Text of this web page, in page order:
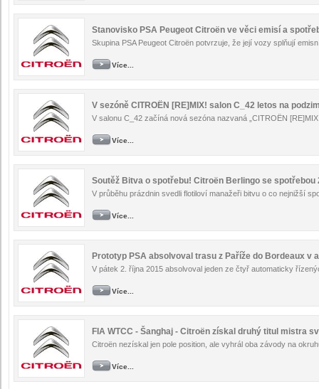
Stanovisko PSA Peugeot Citroën ve věci emisí a
Skupina PSA Peugeot Citroën potvrzuje, že její vozy splňují
Více...
V sezóně CITROËN [RE]MIX! salon C_42 letos na
V salonu C_42 začíná nová sezóna nazvaná „CITROËN
Více...
Soutěž Bitva o spotřebu! Citroën Berlingo se spotřebou
V průběhu prázdnin svedli flotiloví manažeři bitvu o co nejnižší
Více...
Prototyp PSA absolvoval trasu z Paříže do Bordeaux v
V pátek 2. října 2015 absolvoval jeden ze čtyř automaticky
Více...
FIA WTCC - Šanghaj - Citroën získal druhý titul mistra
Citroën nezískal jen pole position, ale vyhrál oba závody na
Více...